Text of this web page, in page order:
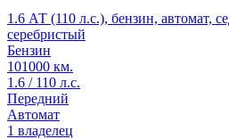
1.6 АТ (110 л.с.), бензин, автомат,
серебристый
Бензин
101000 км.
1.6 / 110 л.с.
Передний
Автомат
1 владелец